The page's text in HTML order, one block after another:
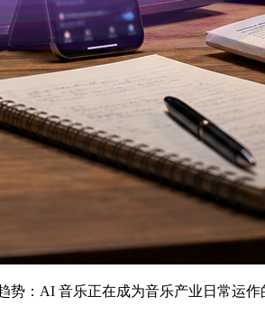
：AI 音乐正在成为音乐产业日常运